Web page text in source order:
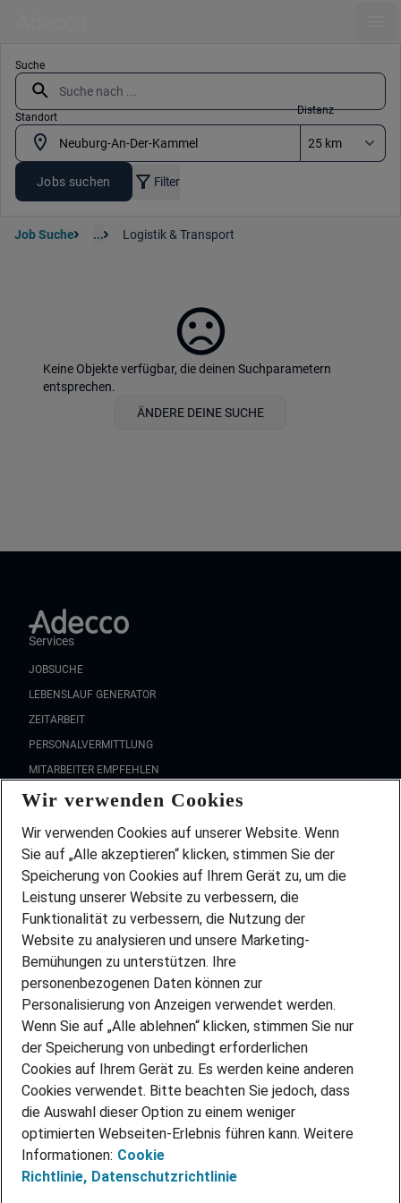
Suche
Standort
Distanz
Jobs suchen Filter
Job Suche ... Logistik & Transport
Keine Objekte verfügbar, die deinen Suchparametern
entsprechen.
ÄNDERE DEINE SUCHE
Services
JOBSUCHE
LEBENSLAUF GENERATOR
ZEITARBEIT
PERSONALVERMITTLUNG
MITARBEITER EMPFEHLEN
FAQ
Wir stellen ein!
DEINE BERUFSGRUPPE
DEINE LEBENSSITUATION
PARTNERSHIP WITH AIRBUS
INITIATIV BEWERBEN
ÜBER UNS
STANDORTE
BLOG
PRESSE
KONTAKT
@Adecco 2026
IMPRESSUM
DATENSCHUTZ
Wir verwenden Cookies
Wir verwenden Cookies auf unserer Website. Wenn
Sie auf „Alle akzeptieren“ klicken, stimmen Sie der
Speicherung von Cookies auf Ihrem Gerät zu, um die
Leistung unserer Website zu verbessern, die
Funktionalität zu verbessern, die Nutzung der
Website zu analysieren und unsere Marketing-
Bemühungen zu unterstützen. Ihre
personenbezogenen Daten können zur
Personalisierung von Anzeigen verwendet werden.
Wenn Sie auf „Alle ablehnen“ klicken, stimmen Sie nur
der Speicherung von unbedingt erforderlichen
Cookies auf Ihrem Gerät zu. Es werden keine anderen
Cookies verwendet. Bitte beachten Sie jedoch, dass
die Auswahl dieser Option zu einem weniger
optimierten Webseiten-Erlebnis führen kann. Weitere
Informationen: Cookie
Richtlinie, Datenschutzrichtlinie